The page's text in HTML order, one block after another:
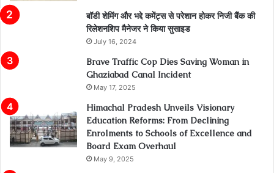
बॉडी शेमिंग और भद्दे कमेंट्स से परेशान होकर निजी बैंक की
रिलेशनशिप मैनेजर ने किया सुसाइड
July 16, 2024
Brave Traffic Cop Dies Saving Woman in
Ghaziabad Canal Incident
May 17, 2025
Himachal Pradesh Unveils Visionary
Education Reforms: From Declining
Enrolments to Schools of Excellence and
Board Exam Overhaul
May 9, 2025